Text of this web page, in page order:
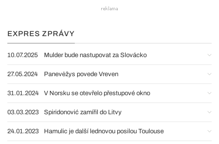
EXPRES ZPRÁVY
10.07.2025 Mulder bude nastupovat za Slovácko
27.05.2024 Panevėžys povede Vreven
31.01.2024 V Norsku se otevřelo přestupové okno
03.03.2023 Spiridonović zamířil do Litvy
24.01.2023 Hamulic je další lednovou posilou Toulouse